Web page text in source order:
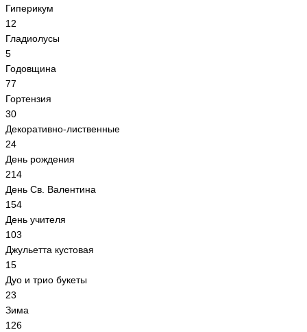
Гиперикум
12
Гладиолусы
5
Годовщина
77
Гортензия
30
Декоративно-лиственные
24
День рождения
214
День Св. Валентина
154
День учителя
103
Джульетта кустовая
15
Дуо и трио букеты
23
Зима
126